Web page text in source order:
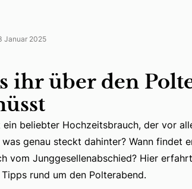
Januar 2025
ihr über den
ein beliebter Hochzeitsbrauch, der vor
beliebter Hochzeitsbrauch, der vor
genau steckt dahinter? Wann findet
vom Junggesellenabschied? Hier
rund um den Polterabend.